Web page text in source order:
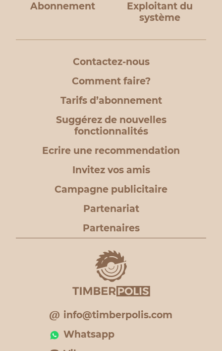
Abonnement
Exploitant du
système
Contactez-nous
Comment faire?
Tarifs d’abonnement
Suggérez de nouvelles
fonctionnalités
Ecrire une recommendation
Invitez vos amis
Campagne publicitaire
Partenariat
Partenaires
info@timberpolis.com
Whatsapp